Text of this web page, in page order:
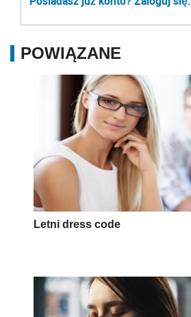
POWIĄZANE
Letni dress code